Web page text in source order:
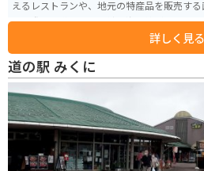
えるレストランや、地元の特産品を販売する直売所
れる際は、道の駅から続く海岸線がおすす
に沈む夕日が美しく、旅情を掻き立てられ
や温泉施設もあるので、ツーリングの拠点としても最
越前がにや若狭ふぐなど、新鮮な海の幸が
も、地元で獲れた魚介類を使った料理を楽し
産には、名産のへしこや、伝統工芸品の越
詳しく見る
道の駅 みくに